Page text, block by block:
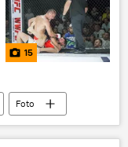
15
Foto